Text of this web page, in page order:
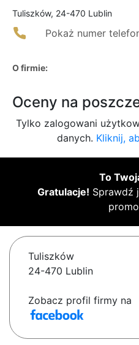
Tuliszków, 24-470 Lublin
Pokaż numer
O firmie:
Oceny na
Tylko zalogowani
danych. Kliknij,
To
Gratulacje! Sprawdź
Tuliszków
24-470 Lublin
Zobacz profil firmy na